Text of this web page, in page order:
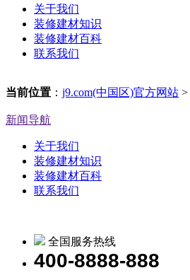
关于我们
装修建材知识
装修建材百科
联系我们
当前位置 ： j9.com(中国区)官方网站 >
新闻导航
关于我们
装修建材知识
装修建材百科
联系我们
全国服务热线
400-8888-888